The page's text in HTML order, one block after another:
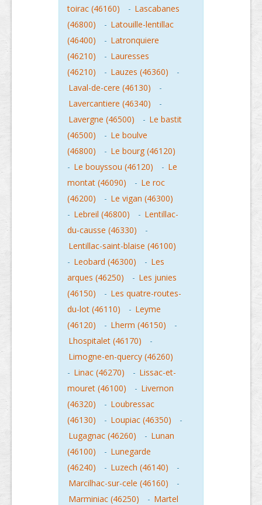
toirac (46160)
- Lascabanes
(46800)
- Latouille-lentillac
(46400)
- Latronquiere
(46210)
- Lauresses
(46210)
- Lauzes (46360)
-
Laval-de-cere (46130)
-
Lavercantiere (46340)
-
Lavergne (46500)
- Le bastit
(46500)
- Le boulve
(46800)
- Le bourg (46120)
- Le bouyssou (46120) - Le
montat (46090)
- Le roc
(46200)
- Le vigan (46300)
- Lebreil (46800) - Lentillac-
du-causse (46330)
-
Lentillac-saint-blaise (46100)
- Leobard (46300) - Les
arques (46250)
- Les junies
(46150)
- Les quatre-routes-
du-lot (46110)
- Leyme
(46120)
- Lherm (46150)
-
Lhospitalet (46170)
-
Limogne-en-quercy (46260)
- Linac (46270) - Lissac-et-
mouret (46100)
- Livernon
(46320)
- Loubressac
(46130)
- Loupiac (46350)
-
Lugagnac (46260)
- Lunan
(46100)
- Lunegarde
(46240)
- Luzech (46140)
-
Marcilhac-sur-cele (46160)
-
Marminiac (46250)
- Martel